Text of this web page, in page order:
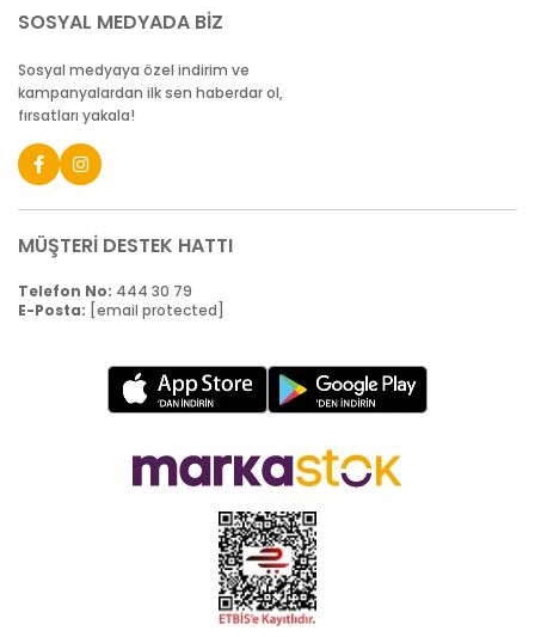
SOSYAL MEDYADA BİZ
Sosyal medyaya özel indirim ve
kampanyalardan ilk sen haberdar ol,
fırsatları yakala!
MÜŞTERİ DESTEK HATTI
Telefon No: 444 30 79
E-Posta: [email protected]